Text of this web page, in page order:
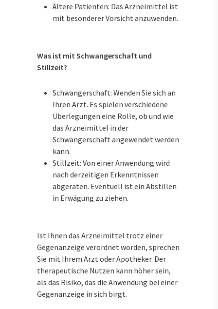
Ältere Patienten: Das Arzneimittel ist
mit besonderer Vorsicht anzuwenden.
Was ist mit Schwangerschaft und
Stillzeit?
Schwangerschaft: Wenden Sie sich an
Ihren Arzt. Es spielen verschiedene
Überlegungen eine Rolle, ob und wie
das Arzneimittel in der
Schwangerschaft angewendet werden
kann.
Stillzeit: Von einer Anwendung wird
nach derzeitigen Erkenntnissen
abgeraten. Eventuell ist ein Abstillen
in Erwägung zu ziehen.
Ist Ihnen das Arzneimittel trotz einer
Gegenanzeige verordnet worden, sprechen
Sie mit Ihrem Arzt oder Apotheker. Der
therapeutische Nutzen kann höher sein,
als das Risiko, das die Anwendung bei einer
Gegenanzeige in sich birgt.